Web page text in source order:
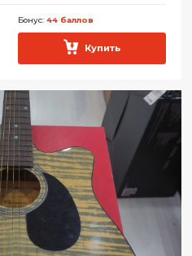
Бонус: 44 баллов
Купить